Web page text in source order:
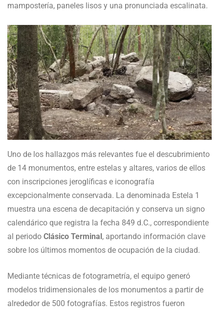
mampostería, paneles lisos y una pronunciada escalinata.
Uno de los hallazgos más relevantes fue el descubrimiento
de 14 monumentos, entre estelas y altares, varios de ellos
con inscripciones jeroglíficas e iconografía
excepcionalmente conservada. La denominada Estela 1
muestra una escena de decapitación y conserva un signo
calendárico que registra la fecha 849 d.C., correspondiente
al periodo Clásico Terminal, aportando información clave
sobre los últimos momentos de ocupación de la ciudad.
Mediante técnicas de fotogrametría, el equipo generó
modelos tridimensionales de los monumentos a partir de
alrededor de 500 fotografías. Estos registros fueron